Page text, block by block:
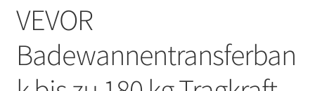
VEVOR
Badewannentransferban